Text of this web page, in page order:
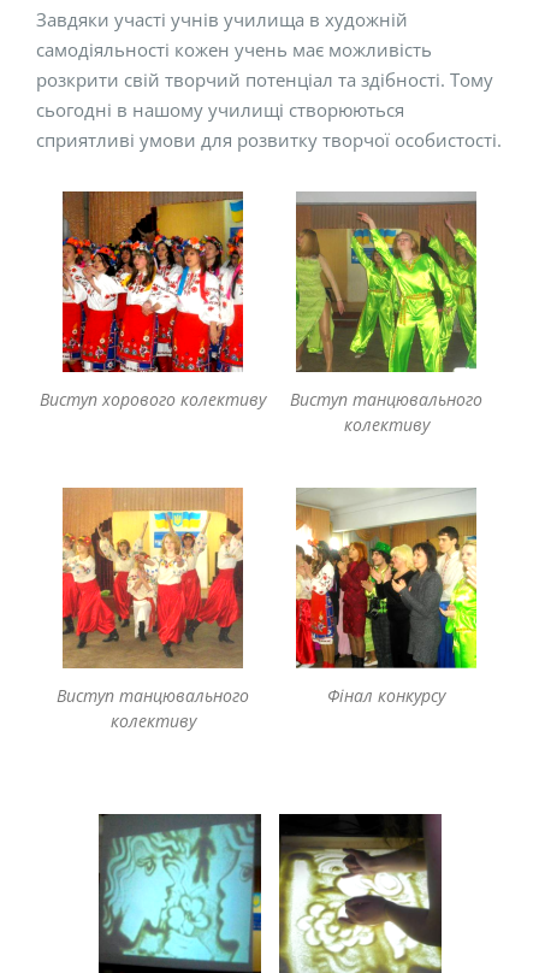
Завдяки участі учнів училища в художній
самодіяльності кожен учень має можливість
розкрити свій творчий потенціал та здібності. Тому
сьогодні в нашому училищі створюються
сприятливі умови для розвитку творчої особистості.
Виступ хорового колективу
Виступ танцювального
колективу
Виступ танцювального
колективу
Фінал конкурсу